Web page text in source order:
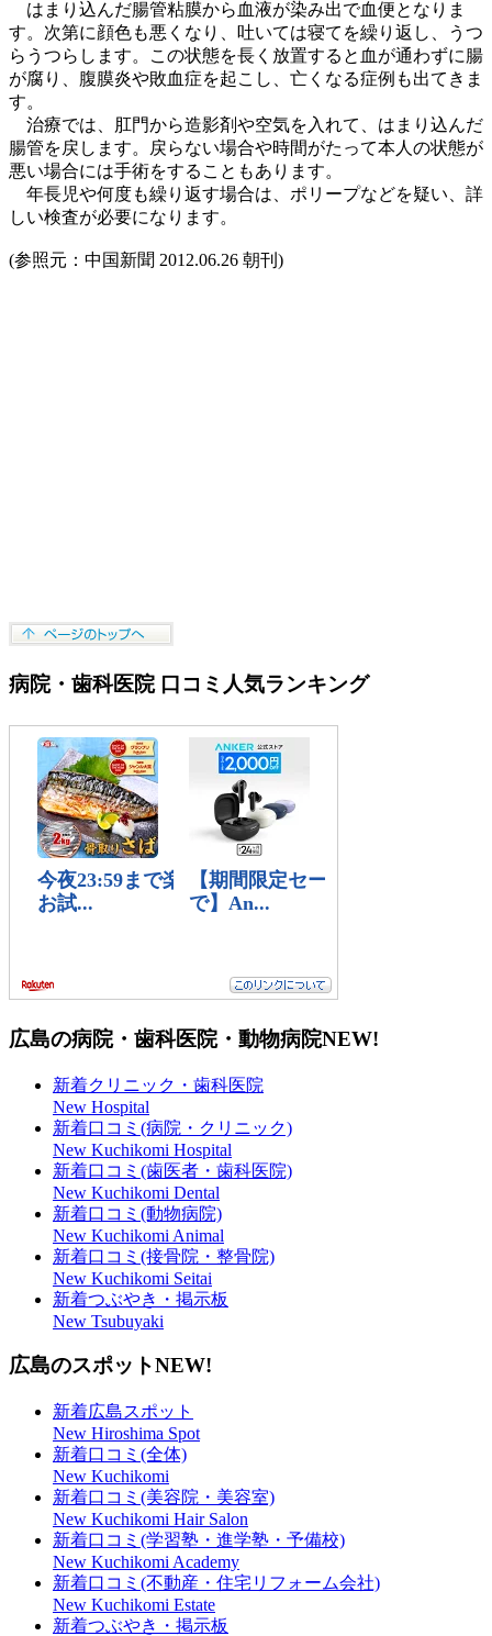
はまり込んだ腸管粘膜から血液が染み出で血便となりま
す。次第に顔色も悪くなり、吐いては寝てを繰り返し、うつ
らうつらします。この状態を長く放置すると血が通わずに腸
が腐り、腹膜炎や敗血症を起こし、亡くなる症例も出てきま
す。
治療では、肛門から造影剤や空気を入れて、はまり込んだ
腸管を戻します。戻らない場合や時間がたって本人の状態が
悪い場合には手術をすることもあります。
年長児や何度も繰り返す場合は、ポリープなどを疑い、詳
しい検査が必要になります。
(参照元：中国新聞 2012.06.26 朝刊)
病院・歯科医院 口コミ人気ランキング
広島の病院・歯科医院・動物病院NEW!
新着クリニック・歯科医院
New Hospital
新着口コミ(病院・クリニック)
New Kuchikomi Hospital
新着口コミ(歯医者・歯科医院)
New Kuchikomi Dental
新着口コミ(動物病院)
New Kuchikomi Animal
新着口コミ(接骨院・整骨院)
New Kuchikomi Seitai
新着つぶやき・掲示板
New Tsubuyaki
広島のスポットNEW!
新着広島スポット
New Hiroshima Spot
新着口コミ(全体)
New Kuchikomi
新着口コミ(美容院・美容室)
New Kuchikomi Hair Salon
新着口コミ(学習塾・進学塾・予備校)
New Kuchikomi Academy
新着口コミ(不動産・住宅リフォーム会社)
New Kuchikomi Estate
新着つぶやき・掲示板